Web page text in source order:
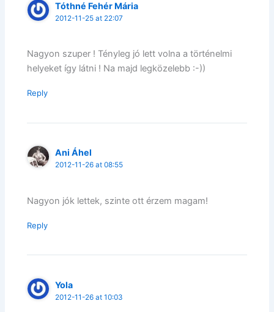
Tóthné Fehér Mária
2012-11-25 at 22:07
Nagyon szuper ! Tényleg jó lett volna a történelmi
helyeket így látni ! Na majd legközelebb :-))
Reply
Ani Áhel
2012-11-26 at 08:55
Nagyon jók lettek, szinte ott érzem magam!
Reply
Yola
2012-11-26 at 10:03